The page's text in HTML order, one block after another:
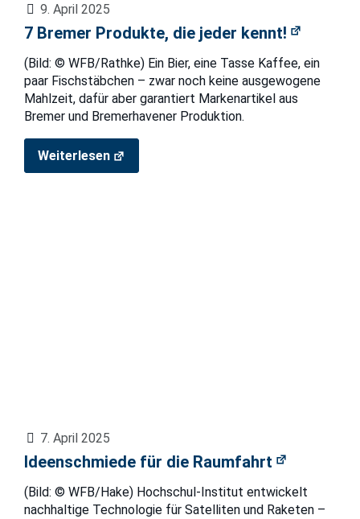
9. April 2025
7 Bremer Produkte, die jeder kennt!
(Bild: © WFB/Rathke) Ein Bier, eine Tasse Kaffee, ein
paar Fischstäbchen – zwar noch keine ausgewogene
Mahlzeit, dafür aber garantiert Markenartikel aus
Bremer und Bremerhavener Produktion.
Weiterlesen
7. April 2025
Ideenschmiede für die Raumfahrt
(Bild: © WFB/Hake) Hochschul-Institut entwickelt
nachhaltige Technologie für Satelliten und Raketen –